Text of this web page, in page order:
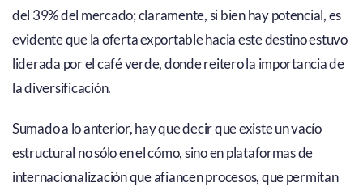
del 39% del mercado; claramente, si bien hay potencial, es
evidente que la oferta exportable hacia este destino estuvo
liderada por el café verde, donde reitero la importancia de
la diversificación.
Sumado a lo anterior, hay que decir que existe un vacío
estructural no sólo en el cómo, sino en plataformas de
internacionalización que afiancen procesos, que permitan